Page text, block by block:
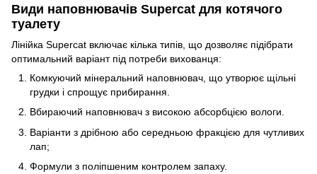
Види наповнювачів Supercat для котячого
туалету
Лінійка Supercat включає кілька типів, що дозволяє підібрати
оптимальний варіант під потреби вихованця:
Комкуючий мінеральний наповнювач, що утворює щільні
грудки і спрощує прибирання.
Вбираючий наповнювач з високою абсорбцією вологи.
Варіанти з дрібною або середньою фракцією для чутливих
лап;
Формули з поліпшеним контролем запаху.